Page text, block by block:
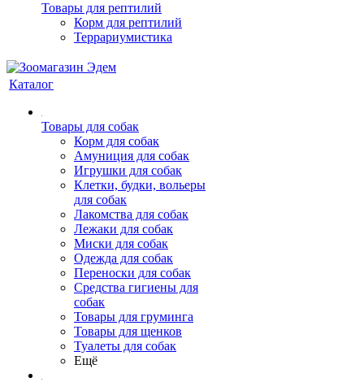
Товары для рептилий
Корм для рептилий
Террариумистика
Каталог
Товары для собак
Корм для собак
Амуниция для собак
Игрушки для собак
Клетки, будки, вольеры
для собак
Лакомства для собак
Лежаки для собак
Миски для собак
Одежда для собак
Переноски для собак
Средства гигиены для
собак
Товары для груминга
Товары для щенков
Туалеты для собак
Ещё